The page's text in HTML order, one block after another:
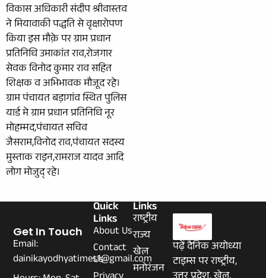
विकास अधिकारी संदीप श्रीवास्तव
ने मियावाकी पद्धति से वृक्षारोपण
किया इस मौक़े पर ग्राम प्रधान
प्रतिनिधि उमाकांत राव,रोजगार
सेवक विनोद कुमार राव सहित
शिक्षक व अभिभावक मौजूद रहे।
ग्राम पंचायत बड़ागांव स्थित पुलिस
यार्ड मे ग्राम प्रधान प्रतिनिधि नूर
मोहम्मद,पंचायत सचिव
जैसराम,विनोद राव,पंचायत सदस्य
मुस्ताक राइन,रामराज यादव आदि
लोग मोजुद् रहे।
पढ़ें दैनिक अयोध्या
टाइम्स पर राष्ट्रीय,
Links
राष्ट्रीय
राज्य
खेल
मनोरंजन
Quick
Links
About Us
Contact
Us
Get In Touch
Email:
dainikayodhyatimes1@gmail.com